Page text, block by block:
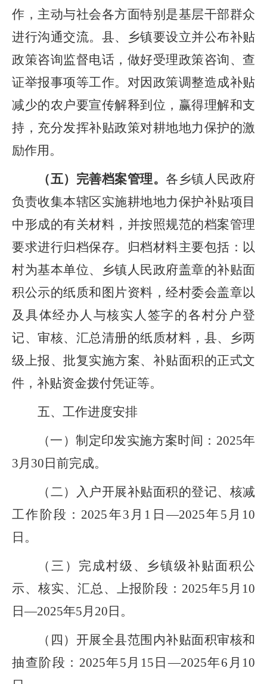
作，主动与社会各方面特别是基层干部群众
进行沟通交流。县、乡镇要设立并公布补贴
政策咨询监督电话，做好受理政策咨询、查
证举报事项等工作。对因政策调整造成补贴
减少的农户要宣传解释到位，赢得理解和支
持，充分发挥补贴政策对耕地地力保护的激
励作用。
（五）完善档案管理。 各乡镇人民政府
负责收集本辖区实施耕地地力保护补贴项目
中形成的有关材料，并按照规范的档案管理
要求进行归档保存。
归档材料主要包括：以
村为基本单位、乡镇人民政府盖章的补贴面
积公示的纸质和图片资料，经村委会盖章以
及 具体经办人与核实人签字的各村分户登
记、审核、汇总清册的纸质材料，县、乡两
级上报、批复实施方案、补贴面积的正式文
件，补贴资金拨付凭证等。
五、工作进度安排
（一）制定印发实施方案时间： 2025年
3月 30 日前完成。
（二）入户开展补贴面积的登记、核减
工作阶段： 2025年3 月 1 日—2025年 5 月 10
日。
（三）完成村级、乡镇级补贴面积公
示、核实、汇总、上报阶段： 2025年5 月 10
日—2025年5月 20 日。
（四）开展全县范围内补贴面积审核和
抽查阶段： 2025年5 月 15 日—2025年6 月 10